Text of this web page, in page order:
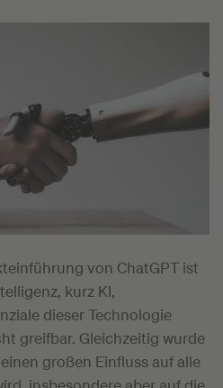
von ChatGPT ist
kurz KI,
dieser Technologie
greifbar. Gleichzeitig wurde
großen Einfluss auf alle